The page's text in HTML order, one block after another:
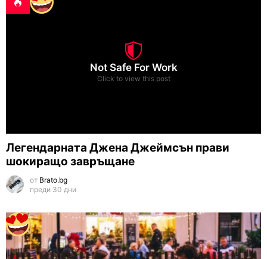
Not Safe For Work
Click to view this post
Легендарната Джена Джеймсън прави
шокиращо завръщане
от Brato.bg
преди 30 дни